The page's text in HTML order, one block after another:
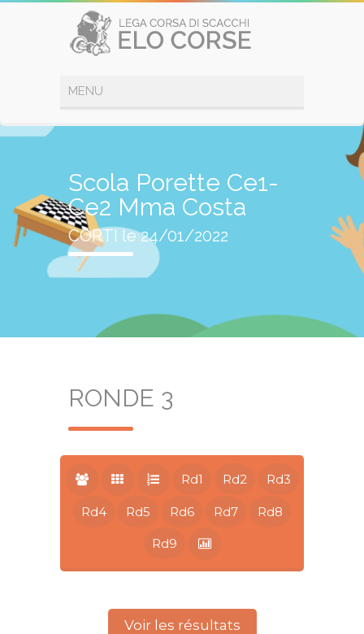
Scola Porette Ce1-
Ce2 Mma Costa
CORTI le 24/01/2022
RONDE 3
Rd1 Rd2 Rd3
Rd4 Rd5 Rd6 Rd7 Rd8
Rd9
Voir les résultats